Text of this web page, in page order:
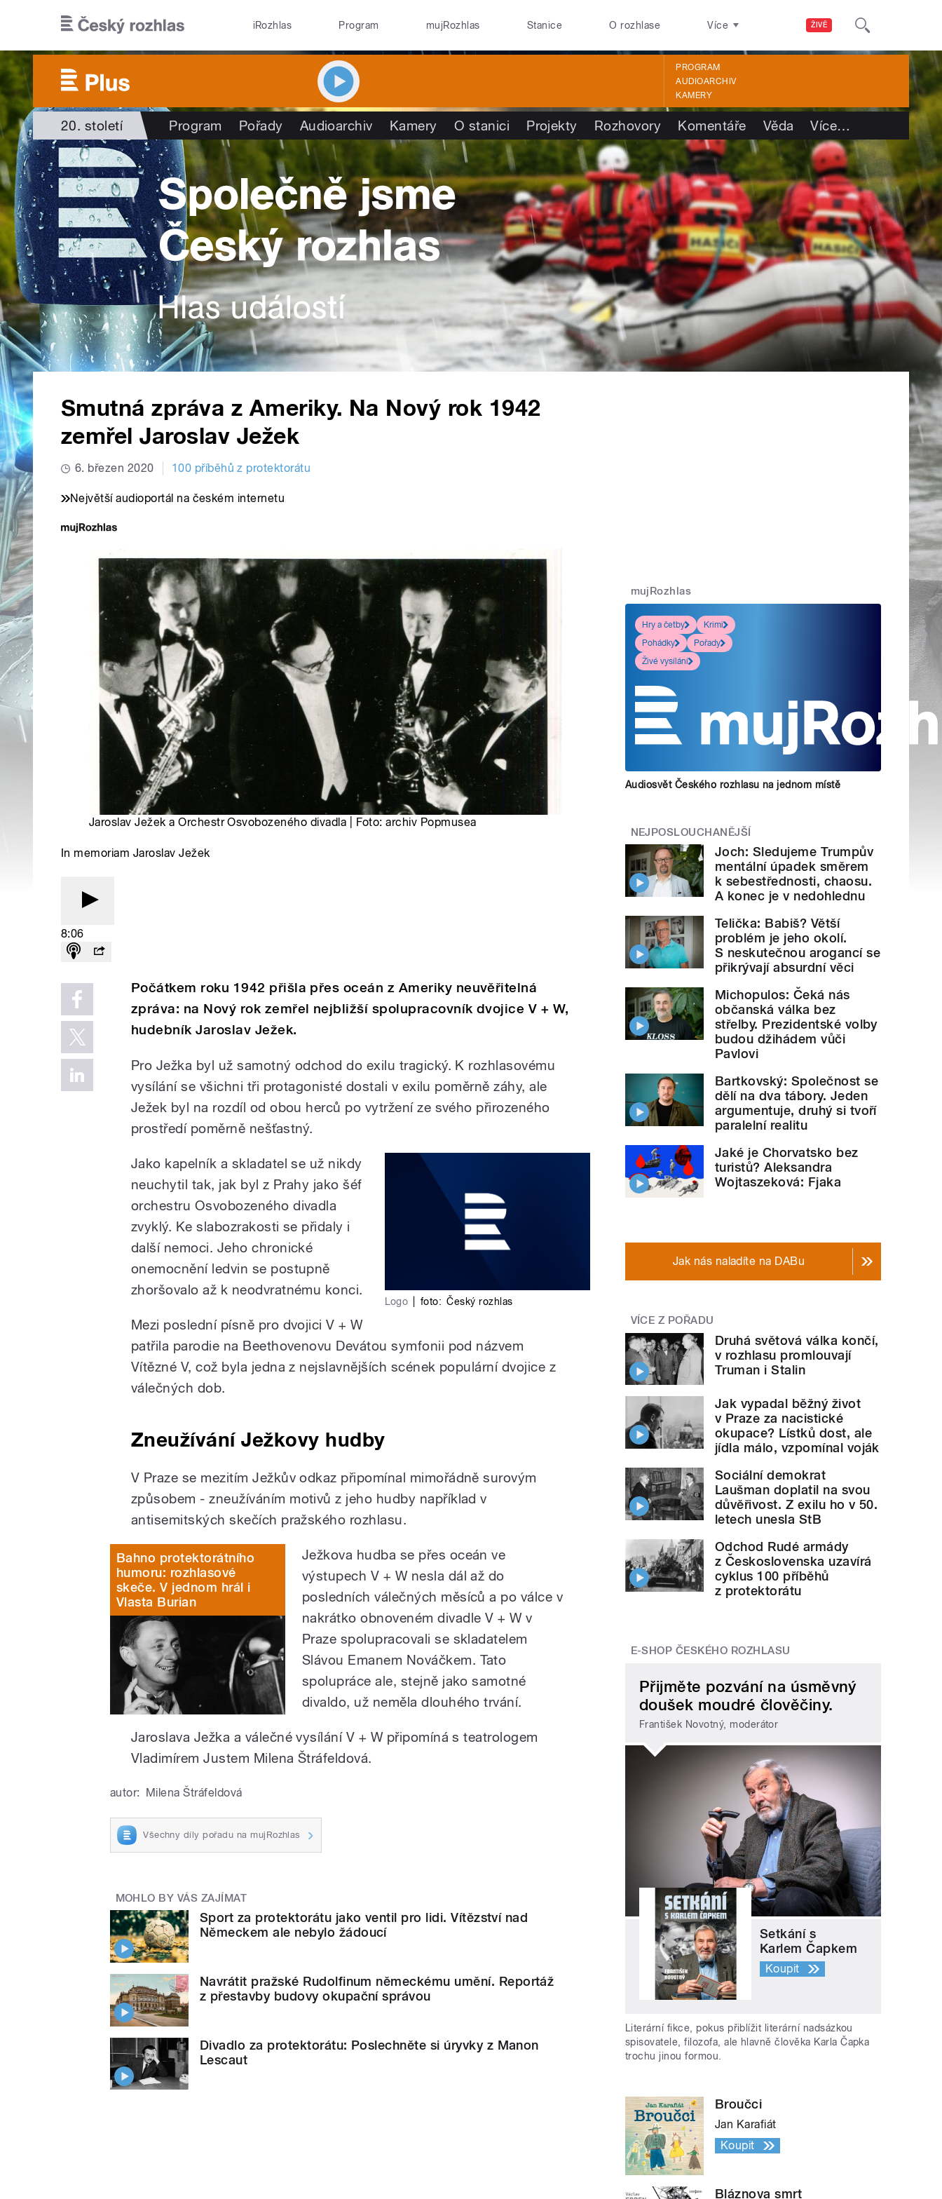
ŽIVĚ
iRozhlas Program mujRozhlas Stanice O rozhlase Více
PROGRAM
AUDIOARCHIV
KAMERY
20. století Program Pořady Audioarchiv Kamery O stanici Projekty Rozhovory Komentáře Věda Více…
Smutná zpráva z Ameriky. Na Nový rok 1942
zemřel Jaroslav Ježek
6. březen 2020 100 příběhů z protektorátu
Největší audioportál na českém internetu
Jaroslav Ježek a Orchestr Osvobozeného divadla | Foto: archiv Popmusea
In memoriam Jaroslav Ježek
8:06
Počátkem roku 1942 přišla přes oceán z Ameriky neuvěřitelná
zpráva: na Nový rok zemřel nejbližší spolupracovník dvojice V + W,
hudebník Jaroslav Ježek.
Pro Ježka byl už samotný odchod do exilu tragický. K rozhlasovému
vysílání se všichni tři protagonisté dostali v exilu poměrně záhy, ale
Ježek byl na rozdíl od obou herců po vytržení ze svého přirozeného
prostředí poměrně nešťastný.
Logo foto: Český rozhlas
Jako kapelník a skladatel se už nikdy
neuchytil tak, jak byl z Prahy jako šéf
orchestru Osvobozeného divadla
zvyklý. Ke slabozrakosti se přidaly i
další nemoci. Jeho chronické
onemocnění ledvin se postupně
zhoršovalo až k neodvratnému konci.
Mezi poslední písně pro dvojici V + W
patřila parodie na Beethovenovu Devátou symfonii pod názvem
Vítězné V, což byla jedna z nejslavnějších scének populární dvojice z
válečných dob.
Zneužívání Ježkovy hudby
V Praze se mezitím Ježkův odkaz připomínal mimořádně surovým
způsobem - zneužíváním motivů z jeho hudby například v
antisemitských skečích pražského rozhlasu.
Bahno protektorátního
humoru: rozhlasové
skeče. V jednom hrál i
Vlasta Burian
Ježkova hudba se přes oceán ve
výstupech V + W nesla dál až do
posledních válečných měsíců a po válce v
nakrátko obnoveném divadle V + W v
Praze spolupracovali se skladatelem
Slávou Emanem Nováčkem. Tato
spolupráce ale, stejně jako samotné
divaldo, už neměla dlouhého trvání.
Jaroslava Ježka a válečné vysílání V + W připomíná s teatrologem
Vladimírem Justem Milena Štráfeldová.
autor: Milena Štráfeldová
Všechny díly pořadu na mujRozhlas
MOHLO BY VÁS ZAJÍMAT
Sport za protektorátu jako ventil pro lidi. Vítězství nad
Německem ale nebylo žádoucí
Navrátit pražské Rudolfinum německému umění. Reportáž
z přestavby budovy okupační správou
Divadlo za protektorátu: Poslechněte si úryvky z Manon
Lescaut
mujRozhlas
Hry a četby
Krimi
Pohádky
Pořady
Živé vysílání
Audiosvět Českého rozhlasu na jednom místě
NEJPOSLOUCHANĚJŠÍ
Joch: Sledujeme Trumpův
mentální úpadek směrem
k sebestřednosti, chaosu.
A konec je v nedohlednu
Telička: Babiš? Větší
problém je jeho okolí.
S neskutečnou arogancí se
přikrývají absurdní věci
Michopulos: Čeká nás
občanská válka bez
střelby. Prezidentské volby
budou džihádem vůči
Pavlovi
Bartkovský: Společnost se
dělí na dva tábory. Jeden
argumentuje, druhý si tvoří
paralelní realitu
Jaké je Chorvatsko bez
turistů? Aleksandra
Wojtaszeková: Fjaka
Jak nás naladíte na DABu
VÍCE Z POŘADU
Druhá světová válka končí,
v rozhlasu promlouvají
Truman i Stalin
Jak vypadal běžný život
v Praze za nacistické
okupace? Lístků dost, ale
jídla málo, vzpomínal voják
Sociální demokrat
Laušman doplatil na svou
důvěřivost. Z exilu ho v 50.
letech unesla StB
Odchod Rudé armády
z Československa uzavírá
cyklus 100 příběhů
z protektorátu
E-SHOP ČESKÉHO ROZHLASU
Přijměte pozvání na úsměvný
doušek moudré člověčiny.
František Novotný, moderátor
Setkání s
Karlem Čapkem
Koupit
Literární fikce, pokus přiblížit literární nadsázkou
spisovatele, filozofa, ale hlavně člověka Karla Čapka
trochu jinou formou.
Broučci
Jan Karafiát
Koupit
Bláznova smrt